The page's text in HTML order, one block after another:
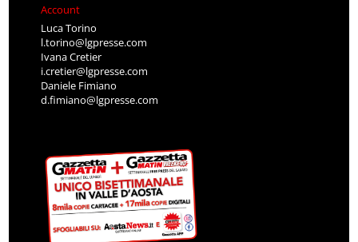
Account
Luca Torino
l.torino@lgpresse.com
Ivana Cretier
i.cretier@lgpresse.com
Daniele Fimiano
d.fimiano@lgpresse.com